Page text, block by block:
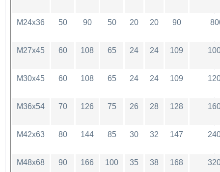
M24x36 50 90 50 20 20 90
M27x45 60 108 65 24 24 109
M30x45 60 108 65 24 24 109
M36x54 70 126 75 26 28 128
M42x63 80 144 85 30 32 147
M48x68 90 166 100 35 38 168